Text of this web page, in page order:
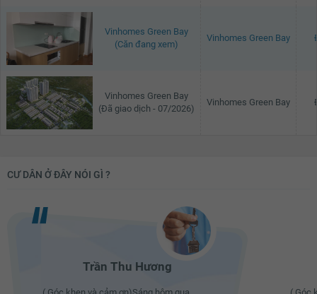
Vinhomes Green Bay
(Căn đang xem)
Vinhomes Green Bay
Vinhomes Green Bay
(Đã giao dịch - 07/2026)
Vinhomes Green Bay
CƯ DÂN Ở ĐÂY NÓI GÌ ?
Trần Thu Hương